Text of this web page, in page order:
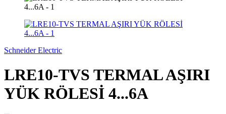
Schneider Electric
LRE10-TVS TERMAL AŞIRI
YÜK RÖLESİ 4...6A